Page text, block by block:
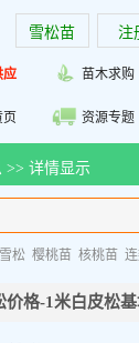
雪松苗 注
应 苗木求购
页 资源专题
>> 详情显示
雪松 樱桃苗 核桃苗
价格-1米白皮松